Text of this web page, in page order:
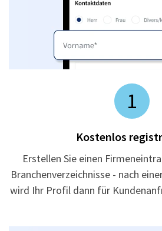
1
Kostenlos
Erstellen Sie einen
Branchenverzeichnisse - nach
wird Ihr Profil dann für